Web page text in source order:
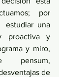
por
estudiar una
proactiva y
y miro,
pensum,
de